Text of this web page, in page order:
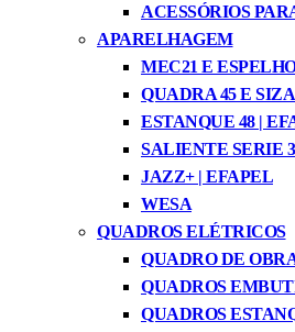
ACESSÓRIOS
APARELHAGEM
MEC21 E
QUADRA 45 E
ESTANQUE 48 |
SALIENTE SERIE
JAZZ+ | EFAPEL
WESA
QUADROS ELÉTRICOS
QUADRO DE
QUADROS
QUADROS